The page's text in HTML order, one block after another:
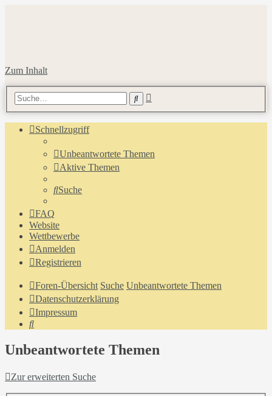
Zum Inhalt
Suche
Schnellzugriff
Unbeantwortete Themen
Aktive Themen
Suche
FAQ
Website
Wettbewerbe
Anmelden
Registrieren
Foren-Übersicht Suche Unbeantwortete Themen
Datenschutzerklärung
Impressum
Suche
Unbeantwortete Themen
Zur erweiterten Suche